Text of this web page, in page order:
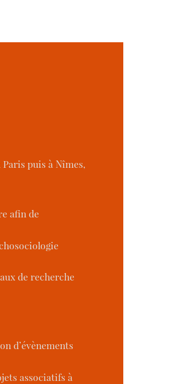
puis à Nîmes,
afin de
de recherche
d’évènements
associatifs à